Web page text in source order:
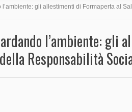
l’ambiente: gli allestimenti di Formaperta al
l’ambiente: gli
Responsabilità